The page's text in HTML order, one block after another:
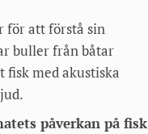
för att förstå sin
buller från båtar
fisk med akustiska
påverkan på fisk